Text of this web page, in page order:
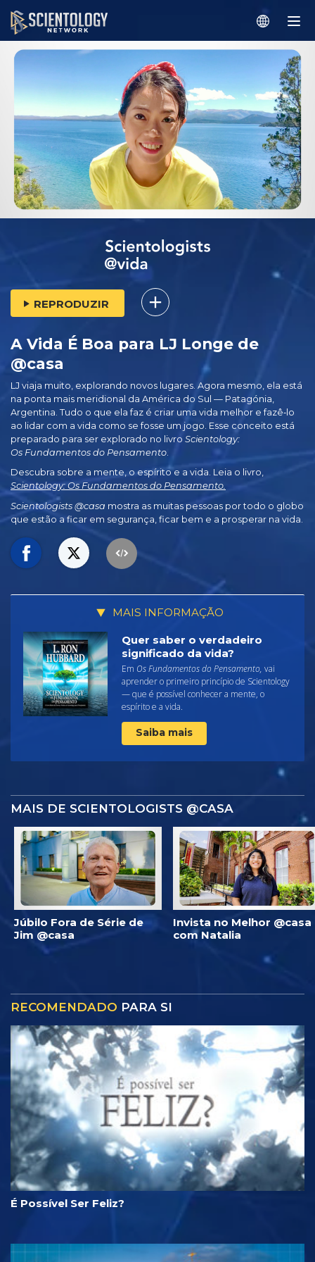
REPRODUZIR
A Vida É Boa para LJ Longe de
@casa
LJ viaja muito, explorando novos lugares. Agora mesmo, ela está
na ponta mais meridional da América do Sul — Patagónia,
Argentina. Tudo o que ela faz é criar uma vida melhor e fazê‑lo
ao lidar com a vida como se fosse um jogo. Esse conceito está
preparado para ser explorado no livro Scientology:
Os Fundamentos do Pensamento
Descubra sobre a mente, o espírito e a vida. Leia o livro,
Scientology: Os Fundamentos do Pensamento.
Scientologists @casa mostra as muitas pessoas por todo o globo
que estão a ficar em segurança, ficar bem e a prosperar na vida.
MAIS INFORMAÇÃO
Quer saber o verdadeiro
significado da vida?
Em Os Fundamentos do Pensamento, vai
aprender o primeiro princípio de Scientology
— que é possível conhecer a mente, o
espírito e a vida.
Saiba mais
MAIS DE SCIENTOLOGISTS @CASA
Júbilo Fora de Série de
Jim @casa
Invista no Melhor @casa
com Natalia
RECOMENDADO PARA SI
É Possível Ser Feliz?